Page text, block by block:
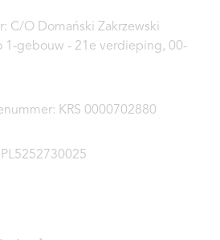
C/O Domański Zakrzewski
1-gebouw - 21e verdieping, 00-
KRS 0000702880